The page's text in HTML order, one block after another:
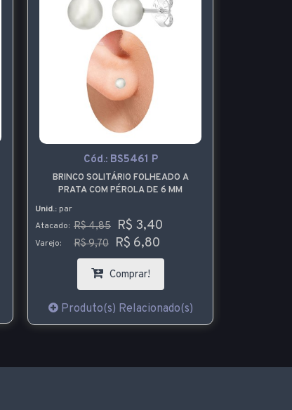
Cód.: BS5461 P
BRINCO SOLITÁRIO FOLHEADO A
PRATA COM PÉROLA DE 6 MM
Unid.: par
Atacado: R$ 4,85 R$ 3,40
Varejo: R$ 9,70 R$ 6,80
Comprar!
Produto(s) Relacionado(s)